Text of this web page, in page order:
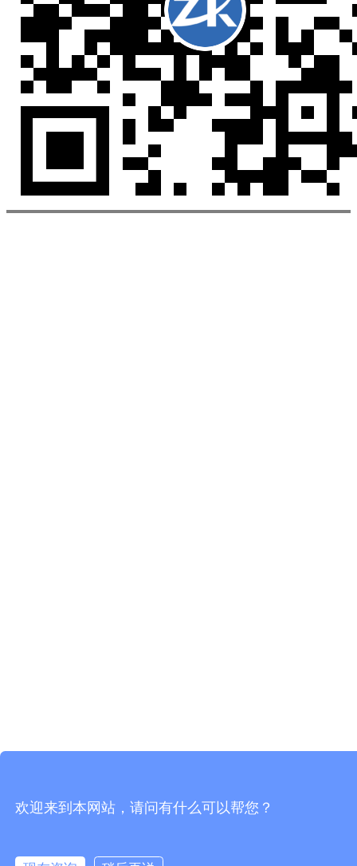
欢迎来到本网站，请问有什么可以帮您？